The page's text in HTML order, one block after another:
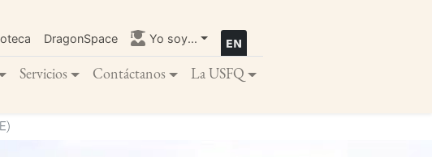
DragonSpace Yo soy...
Servicios Contáctanos La USFQ